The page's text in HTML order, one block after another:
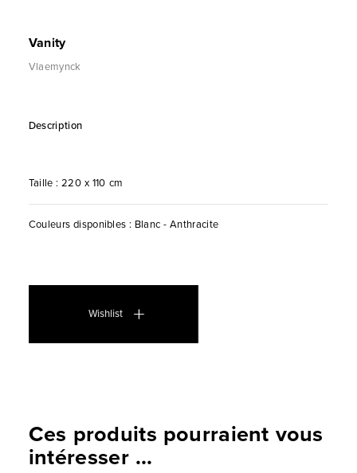
Vanity
Vlaemynck
Description
Taille : 220 x 110 cm
Couleurs disponibles : Blanc - Anthracite
Wishlist
Ces produits pourraient vous
intéresser ...